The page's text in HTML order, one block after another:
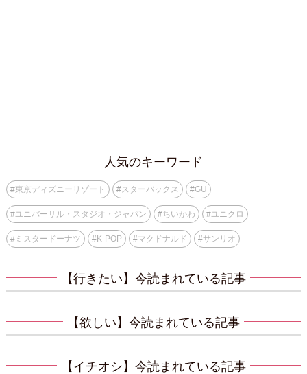
人気のキーワード
#東京ディズニーリゾート #スターバックス #GU
#ユニバーサル・スタジオ・ジャパン #ちいかわ #ユニクロ
#ミスタードーナツ #K-POP #マクドナルド #サンリオ
【行きたい】今読まれている記事
【欲しい】今読まれている記事
【イチオシ】今読まれている記事